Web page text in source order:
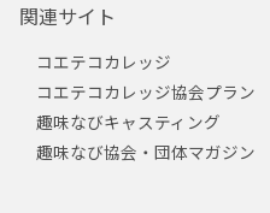
関連サイト
コエテコカレッジ
コエテコカレッジ協会プラン
趣味なびキャスティング
趣味なび協会・団体マガジン